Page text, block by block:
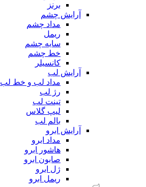
برنز
آرایش چشم
مداد چشم
ریمل
سایه چشم
خط چشم
کانسیلر
آرایش لب
مداد لب و خط لب
رژ لب
تینت لب
لیپ گلاس
بالم لب
آرایش ابرو
مداد ابرو
هاشور ابرو
صابون ابرو
ژل ابرو
ریمل ابرو